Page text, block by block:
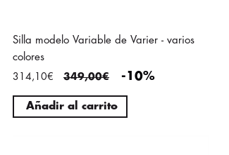
Silla modelo Variable de Varier - varios
colores
314,10€ 349,00€ -10%
Añadir al carrito